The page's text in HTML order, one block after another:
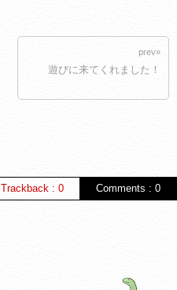
prev»
遊びに来てくれました！
Comments : 0
Trackback : 0